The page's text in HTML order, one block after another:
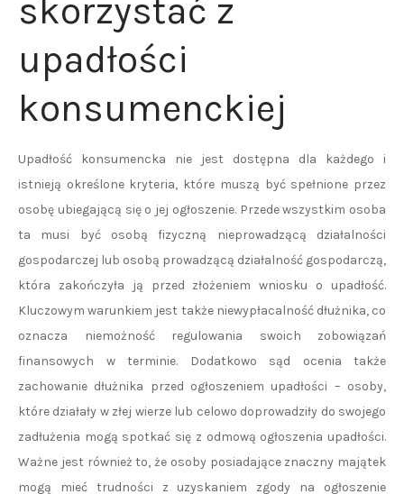
skorzystać z
upadłości
konsumenckiej
Upadłość konsumencka nie jest dostępna dla każdego i
istnieją określone kryteria, które muszą być spełnione przez
osobę ubiegającą się o jej ogłoszenie. Przede wszystkim osoba
ta musi być osobą fizyczną nieprowadzącą działalności
gospodarczej lub osobą prowadzącą działalność gospodarczą,
która zakończyła ją przed złożeniem wniosku o upadłość.
Kluczowym warunkiem jest także niewypłacalność dłużnika, co
oznacza niemożność regulowania swoich zobowiązań
finansowych w terminie. Dodatkowo sąd ocenia także
zachowanie dłużnika przed ogłoszeniem upadłości – osoby,
które działały w złej wierze lub celowo doprowadziły do swojego
zadłużenia mogą spotkać się z odmową ogłoszenia upadłości.
Ważne jest również to, że osoby posiadające znaczny majątek
mogą mieć trudności z uzyskaniem zgody na ogłoszenie